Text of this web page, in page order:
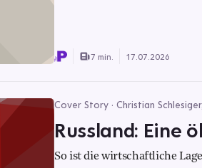
7 min. 17.07.2026
Cover Story · Christian
Russland: Eine
So ist die wirtschaftliche